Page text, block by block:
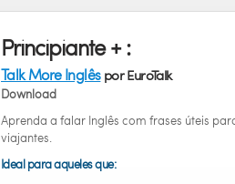
Principiante + :
Talk More Inglêspor EuroTalk
Download
Aprenda a falar Inglês com frases úteis
viajantes.
Ideal para aqueles que: